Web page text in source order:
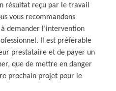
résultat reçu par le travail
vous recommandons
demander l’intervention
Il est préférable
prestataire et de payer un
que de mettre en danger
prochain projet pour le